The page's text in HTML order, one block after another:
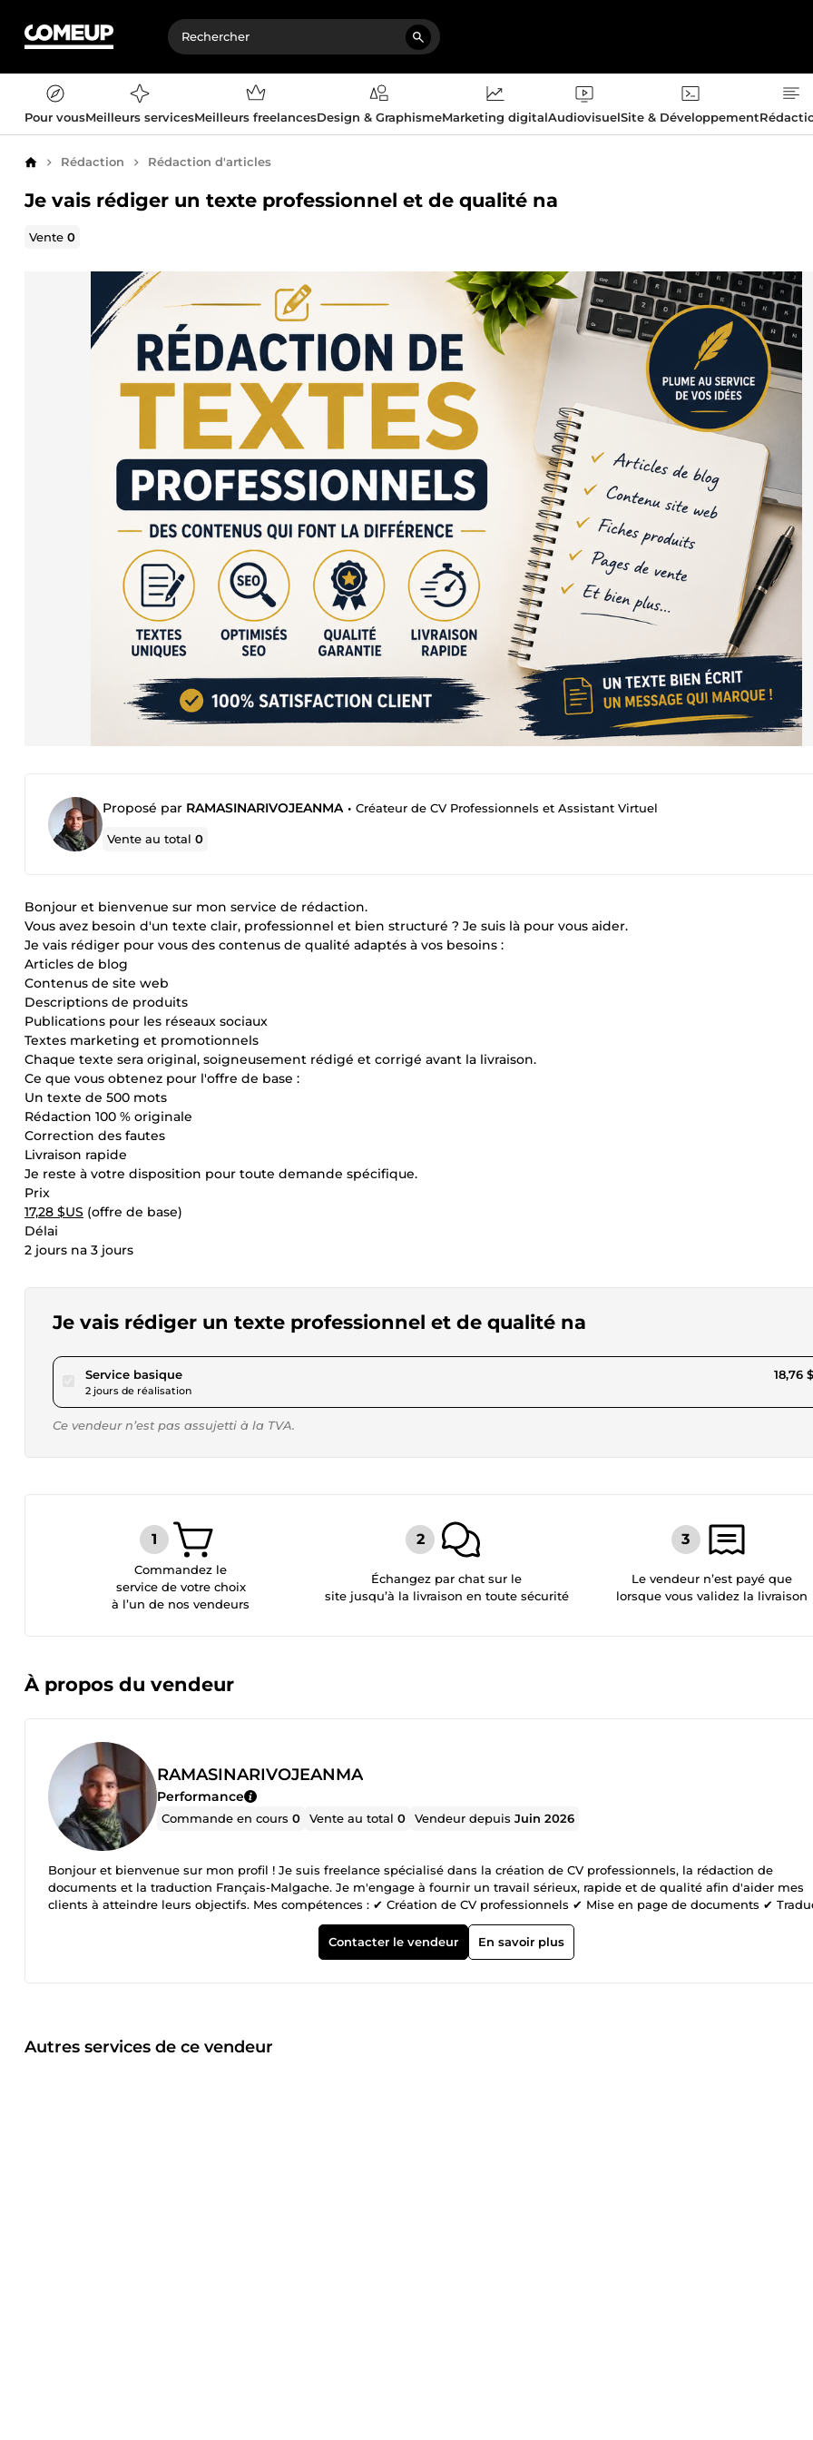
Pour vousMeilleurs servicesMeilleurs freelancesDesign & GraphismeMarketing digitalAudiovisuelSite & Développement
AccueilRédaction Rédaction d'articles
Je vais rédiger un texte professionnel et de qualité na
Vente0
Proposé par RAMASINARIVOJEANMA • Créateur de CV Professionnels et Assistant Virtuel
Vente au total0
Bonjour et bienvenue sur mon service de rédaction.
Vous avez besoin d'un texte clair, professionnel et bien structuré ? Je suis là pour vous aider.
Je vais rédiger pour vous des contenus de qualité adaptés à vos besoins :
Articles de blog
Contenus de site web
Descriptions de produits
Publications pour les réseaux sociaux
Textes marketing et promotionnels
Chaque texte sera original, soigneusement rédigé et corrigé avant la livraison.
Ce que vous obtenez pour l'offre de base :
Un texte de 500 mots
Rédaction 100 % originale
Correction des fautes
Livraison rapide
Je reste à votre disposition pour toute demande spécifique.
Prix
17,28 $US (offre de base)
Délai
2 jours na 3 jours
Je vais rédiger un texte professionnel et de qualité na
Service basiquepour 17,28 $US
2 jours de réalisation
18,76
Ce vendeur n’est pas assujetti à la TVA.
Commandez le
service de votre choix
à l’un de nos vendeurs
Échangez par chat sur le
site jusqu’à la livraison en toute sécurité
Le vendeur n’est payé que
lorsque vous validez la livraison
À propos du vendeur
RAMASINARIVOJEANMA
Performance
Commande en cours0 Vente au total0 Vendeur depuisJuin 2026
Bonjour et bienvenue sur mon profil ! Je suis freelance spécialisé dans la création de CV professionnels, la rédaction de
documents et la traduction Français-Malgache. Je m'engage à fournir un travail sérieux, rapide et de qualité afin d'aider mes
clients à atteindre leurs objectifs. Mes compétences : ✔ Création de CV professionnels ✔ Mise en page de documents ✔
Français ↔ Malgache ✔ Rédaction de textes ✔ Adobe Photoshop N'hésitez pas à me contacter pour discuter de votre projet.
Contacter le vendeur
En savoir plus
Autres services de ce vendeur